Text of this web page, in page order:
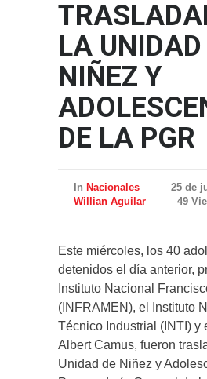
LA UNIDAD
NIÑEZ Y
DE LA PGR
In Nacionales
25 de
Willian Aguilar
49
Este miércoles, los 40
detenidos el día anterior,
Instituto Nacional
(INFRAMEN), el Instituto
Técnico Industrial (INTI) y
Albert Camus, fueron
Unidad de Niñez y